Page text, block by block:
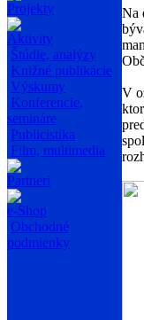
Projekty
Aktivity
Štúdie, analýzy
Knižné publikácie
Výskumy
Konferencie,
semináre
Publicistika
Film, multimedia
Partneri
e-Shop
Obchodné
podmienky
Na
V